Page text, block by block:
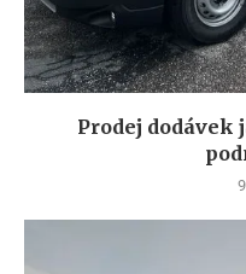
Prodej dodávek